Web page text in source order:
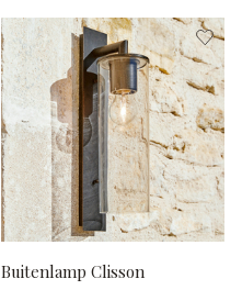
Buitenlamp Clisson